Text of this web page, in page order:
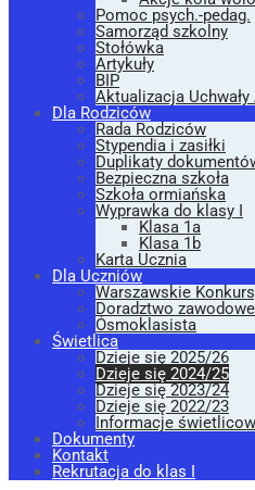
Pomoc psych.-pedag.
Samorząd szkolny
Stołówka
Artykuły
BIP
Aktualizacja
Dla Rodziców
Rada Rodziców
Stypendia i zasiłki
Duplikaty
Bezpieczna szkoła
Szkoła ormiańska
Wyprawka do klasy I
Klasa 1a
Klasa 1b
Karta Ucznia
Dla Uczniów
Warszawskie
Doradztwo zawodowe
Ósmoklasista
Świetlica
Dzieje się 2025/26
Dzieje się 2024/25
Dzieje się 2023/24
Dzieje się 2022/23
Informacje
Dokumenty
Kontakt
Rekrutacja do klas I